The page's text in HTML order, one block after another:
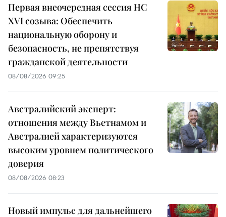
Первая внеочередная сессия НС
XVI созыва: Обеспечить
национальную оборону и
безопасность, не препятствуя
гражданской деятельности
08/08/2026 09:25
Австралийский эксперт:
отношения между Вьетнамом и
Австралией характеризуются
высоким уровнем политического
доверия
08/08/2026 08:23
Новый импульс для дальнейшего